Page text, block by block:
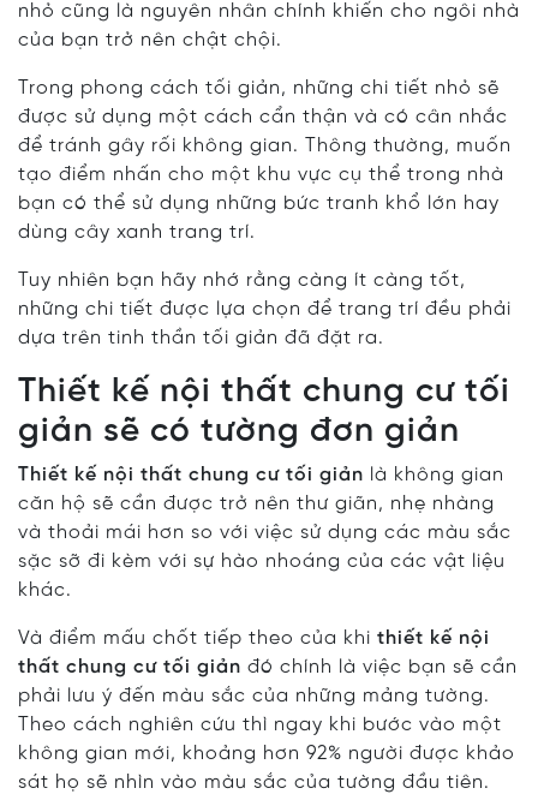
nhỏ cũng là nguyên nhân chính khiến cho ngôi nhà
của bạn trở nên chật chội.
Trong phong cách tối giản, những chi tiết nhỏ sẽ
được sử dụng một cách cẩn thận và có cân nhắc
để tránh gây rối không gian. Thông thường, muốn
tạo điểm nhấn cho một khu vực cụ thể trong nhà
bạn có thể sử dụng những bức tranh khổ lớn hay
dùng cây xanh trang trí.
Tuy nhiên bạn hãy nhớ rằng càng ít càng tốt,
những chi tiết được lựa chọn để trang trí đều phải
dựa trên tinh thần tối giản đã đặt ra.
Thiết kế nội thất chung cư tối
giản sẽ có tường đơn giản
Thiết kế nội thất chung cư tối giản là không gian
căn hộ sẽ cần được trở nên thư giãn, nhẹ nhàng
và thoải mái hơn so với việc sử dụng các màu sắc
sặc sỡ đi kèm với sự hào nhoáng của các vật liệu
khác.
Và điểm mấu chốt tiếp theo của khi thiết kế nội
thất chung cư tối giản đó chính là việc bạn sẽ cần
phải lưu ý đến màu sắc của những mảng tường.
Theo cách nghiên cứu thì ngay khi bước vào một
không gian mới, khoảng hơn 92% người được khảo
sát họ sẽ nhìn vào màu sắc của tường đầu tiên.